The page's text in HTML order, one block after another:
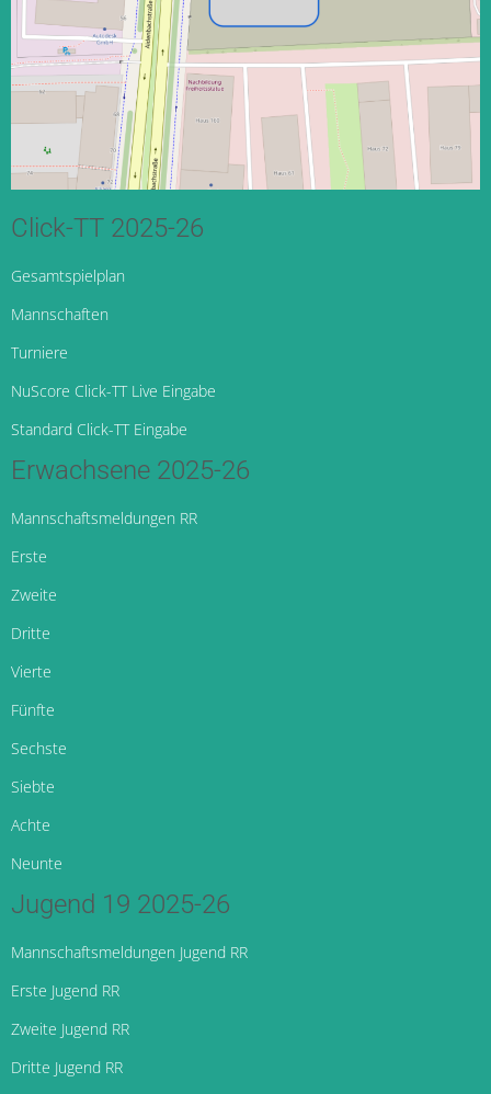
Click-TT 2025-26
Gesamtspielplan
Mannschaften
Turniere
NuScore Click-TT Live Eingabe
Standard Click-TT Eingabe
Erwachsene 2025-26
Mannschaftsmeldungen RR
Erste
Zweite
Dritte
Vierte
Fünfte
Sechste
Siebte
Achte
Neunte
Jugend 19 2025-26
Mannschaftsmeldungen Jugend RR
Erste Jugend RR
Zweite Jugend RR
Dritte Jugend RR